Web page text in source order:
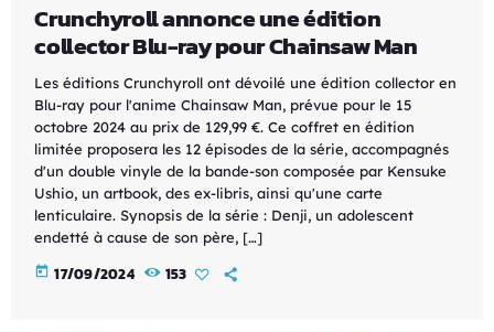
Crunchyroll annonce une édition
collector Blu-ray pour Chainsaw Man
Les éditions Crunchyroll ont dévoilé une édition collector en
Blu-ray pour l'anime Chainsaw Man, prévue pour le 15
octobre 2024 au prix de 129,99 €. Ce coffret en édition
limitée proposera les 12 épisodes de la série, accompagnés
d'un double vinyle de la bande-son composée par Kensuke
Ushio, un artbook, des ex-libris, ainsi qu'une carte
lenticulaire. Synopsis de la série : Denji, un adolescent
endetté à cause de son père, […]
today 17/09/2024 153